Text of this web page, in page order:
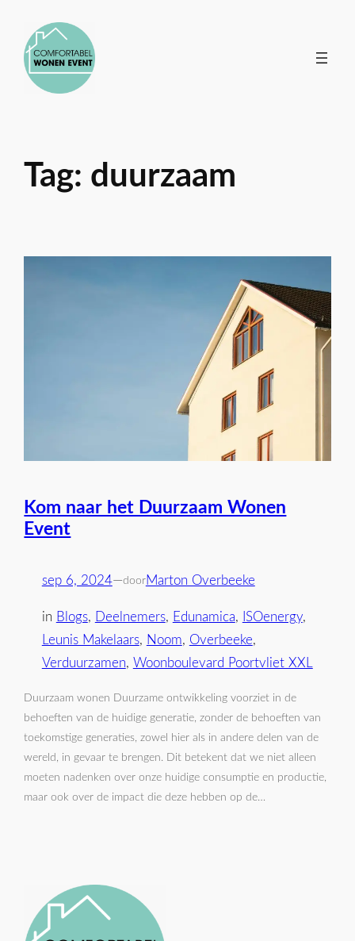
naar
inhoud
Tag: duurzaam
Kom naar het Duurzaam Wonen
Event
sep 6, 2024—doorMarton Overbeeke
in Blogs, Deelnemers, Edunamica, ISOenergy
Leunis Makelaars, Noom, Overbeeke
Verduurzamen, Woonboulevard Poortvliet XXL
Duurzaam wonen Duurzame ontwikkeling voorziet in de
behoeften van de huidige generatie, zonder de behoeften van
toekomstige generaties, zowel hier als in andere delen van de
wereld, in gevaar te brengen. Dit betekent dat we niet alleen
moeten nadenken over onze huidige consumptie en productie,
maar ook over de impact die deze hebben op de…